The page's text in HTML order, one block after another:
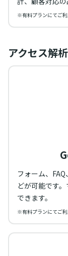
※有料プランにてご利
アクセス解
フォーム、
どが可能です
できます。
※有料プランにてご利